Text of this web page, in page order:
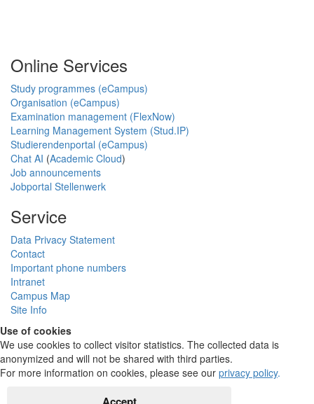
Online Services
Study programmes (eCampus)
Organisation (eCampus)
Examination management (FlexNow)
Learning Management System (Stud.IP)
Studierendenportal (eCampus)
Chat AI (Academic Cloud)
Job announcements
Jobportal Stellenwerk
Service
Data Privacy Statement
Contact
Important phone numbers
Intranet
Campus Map
Site Info
Use of cookies
We use cookies to collect visitor statistics. The collected data is
anonymized and will not be shared with third parties.
For more information on cookies, please see our privacy policy.
Accept